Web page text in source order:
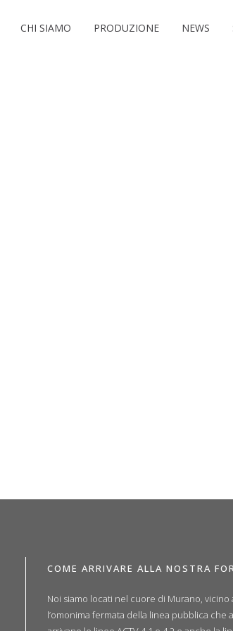
CHI SIAMO PRODUZIONE NEWS
COME ARRIVARE ALLA NOSTRA
Noi siamo locati nel cuore di Murano, vicino
l’omonima fermata della linea pubblica che